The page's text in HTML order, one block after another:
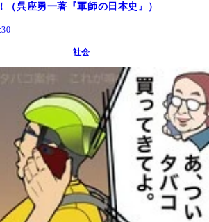
（呉座勇一著『軍師の日本史』）
社会